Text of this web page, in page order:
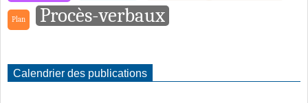
Plan Procès-verbaux
Calendrier des publications